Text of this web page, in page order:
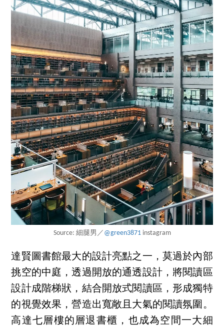
Source: 細腿男／ @green3871instagram
達賢圖書館最大的設計亮點之一，莫過於內部
挑空的中庭，透過開放的通透設計，將閱讀區
設計成階梯狀，結合開放式閱讀區，形成獨特
的視覺效果，營造出寬敞且大氣的閱讀氛圍。
高達七層樓的層退書櫃，也成為空間一大細